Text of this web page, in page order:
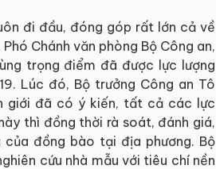
đi đầu, đóng góp rất lớn cả về
Chánh văn phòng Bộ Công an,
trọng điểm đã được lực lượng
Lúc đó, Bộ trưởng Công an Tô
giới đã có ý kiến, tất cả các lực
thì đồng thời rà soát, đánh giá,
đồng bào tại địa phương. Bộ
cứu nhà mẫu với tiêu chí nền